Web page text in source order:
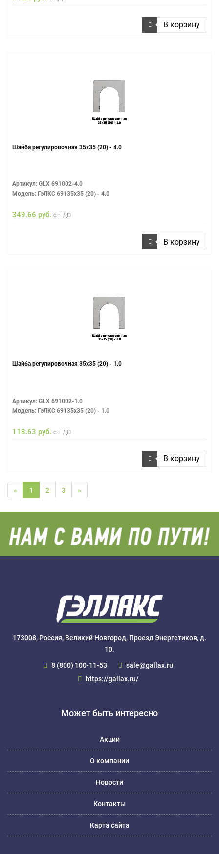
В корзину
Шайба регулировочная 35х35 (20) - 4.0
Артикул: GLX 691002-4.0
Модель: ГэЛКС 69135х35 (20) - 4.0
349.66 руб. с НДС
В корзину
Шайба регулировочная 35х35 (20) - 1.0
Артикул: GLX 691002-1.0
Модель: ГэЛКС 69135х35 (20) - 1.0
118.63 руб. с НДС
В корзину
« 1 2 3 »
173008, Россия, Великий Новгород, Проезд Энергетиков, д.
10.
8 (800) 100-11-53
sale@gallax.ru
https://gallax.ru/
Может быть интересно
Акции
О компании
Новости
Контакты
Карта сайта